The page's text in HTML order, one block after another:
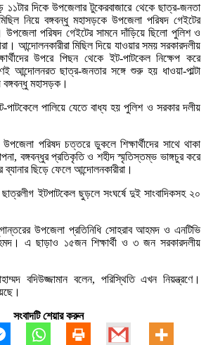
১১টার দিকে উপজেলার টুকেরবাজারে থেকে ছাত্র-জনতা
নিয়ে বঙ্গবন্ধু মহাসড়কে উপজেলা পরিষদ গেইটের
উপজেলা পরিষদ গেইটের সামনে দাঁড়িয়ে ছিলো পুলিশ ও
আন্দোলনকারীরা মিছিল দিয়ে যাওয়ার সময় সরকারদলীয়
উপরে পিছন থেকে ইট-পাটকেল নিক্ষেপ করে
আন্দোলনরত ছাত্র-জনতার সঙ্গে শুরু হয় ধাওয়া-পাল্টা
মহাসড়ক।
পালিয়ে যেতে বাধ্য হয় পুলিশ ও সরকার দলীয়
উপজেলা পরিষদ চত্তরে ডুকলে শিক্ষার্থীদের সাথে থাকা
বঙ্গবন্ধুর প্রতিকৃতি ও শহীদ স্মৃতিস্তম্ভ ভাঙ্গচুর করে
ছিড়ে ফেলে আন্দোলনকারীরা।
ইটপাটকেল ছুড়লে সংঘর্ষে দুই সাংবাদিকসহ ২০
উপজেলা প্রতিনিধি সোহরাব আহমদ ও এনটিভি
এ ছাড়াও ১৫জন শিক্ষার্থী ও ৩ জন সরকারদলীয়
বদিউজ্জামান বলেন, পরিস্থিতি এখন নিয়ন্ত্রণে।
সংবাদটি শেয়ার করুন